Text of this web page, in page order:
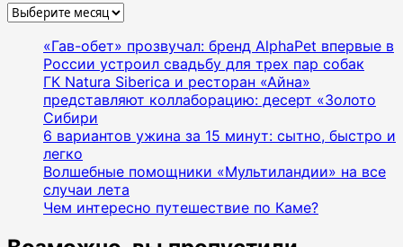
Архивы
«Гав-обет» прозвучал: бренд AlphaPet впервые в
России устроил свадьбу для трех пар собак
ГК Natura Siberica и ресторан «Айна»
представляют коллаборацию: десерт «Золото
Сибири
6 вариантов ужина за 15 минут: сытно, быстро и
легко
Волшебные помощники «Мультиландии» на все
случаи лета
Чем интересно путешествие по Каме?